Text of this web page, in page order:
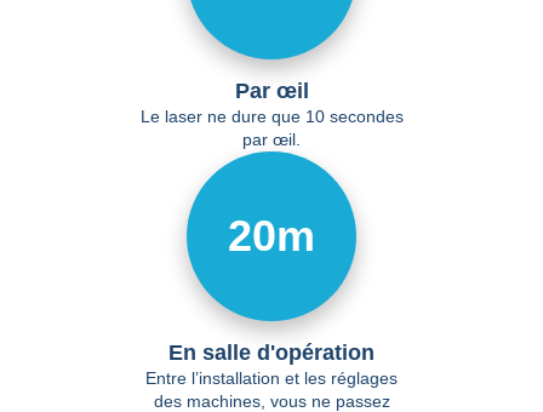
Par œil
Le laser ne dure que 10 secondes
par œil.
20m
En salle d'opération
Entre l’installation et les réglages
des machines, vous ne passez